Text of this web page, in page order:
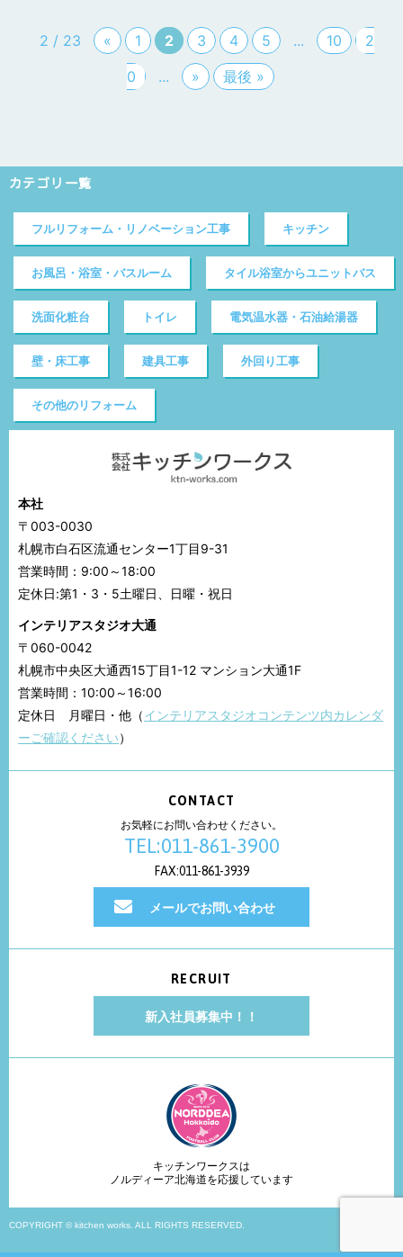
2 / 23 « 1 2 3 4 5 ... 10
2
0
... » 最後 »
カテゴリ一覧
フルリフォーム・リノベーション工事 キッチン
お風呂・浴室・バスルーム タイル浴室からユニットバス
洗面化粧台 トイレ 電気温水器・石油給湯器
壁・床工事 建具工事 外回り工事
その他のリフォーム
本社
〒003-0030
札幌市白石区流通センター1丁目9-31
営業時間：9:00～18:00
定休日:第1・3・5土曜日、日曜・祝日
インテリアスタジオ大通
〒060-0042
札幌市中央区大通西15丁目1-12 マンション大通1F
営業時間：10:00～16:00
定休日 月曜日・他（インテリアスタジオコンテンツ内カレンダ
ーご確認ください）
CONTACT
お気軽にお問い合わせください。
TEL:011-861-3900
FAX:011-861-3939
メールでお問い合わせ
RECRUIT
新入社員募集中！！
キッチンワークスは
ノルディーア北海道を応援しています
COPYRIGHT © kitchen works. ALL RIGHTS RESERVED.